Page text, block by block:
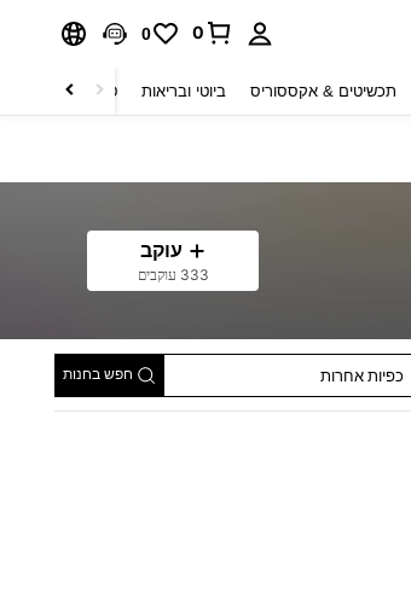
0
0
תכשיטים & אקססוריס ביוטי ובריאות טקסטיל לבית
עוקב
333 עוקבים
כפיות אחרות חפש בחנות